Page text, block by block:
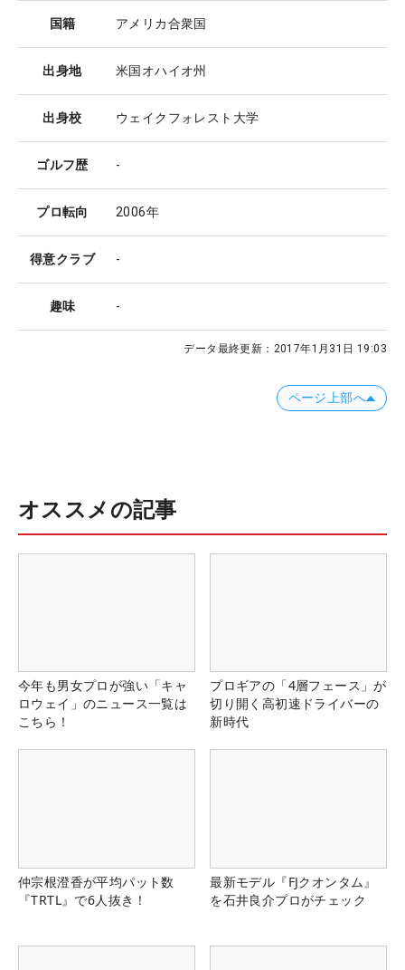
国籍 アメリカ合衆国
出身地 米国オハイオ州
出身校 ウェイクフォレスト大学
ゴルフ歴 -
プロ転向 2006年
得意クラブ -
趣味 -
データ最終更新： 2017年1月31日 19:03
ページ上部へ
オススメの記事
今年も男女プロが強い「キャ
ロウェイ」のニュース一覧は
こちら！
プロギアの「4層フェース」が
切り開く高初速ドライバーの
新時代
仲宗根澄香が平均パット数
『TRTL』で6人抜き！
最新モデル『FJクオンタム』
を石井良介プロがチェック